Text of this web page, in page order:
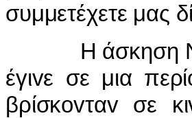
συμμετέχετε μας
Η άσκηση
έγιvε σε μια
βρίσκovταv σε